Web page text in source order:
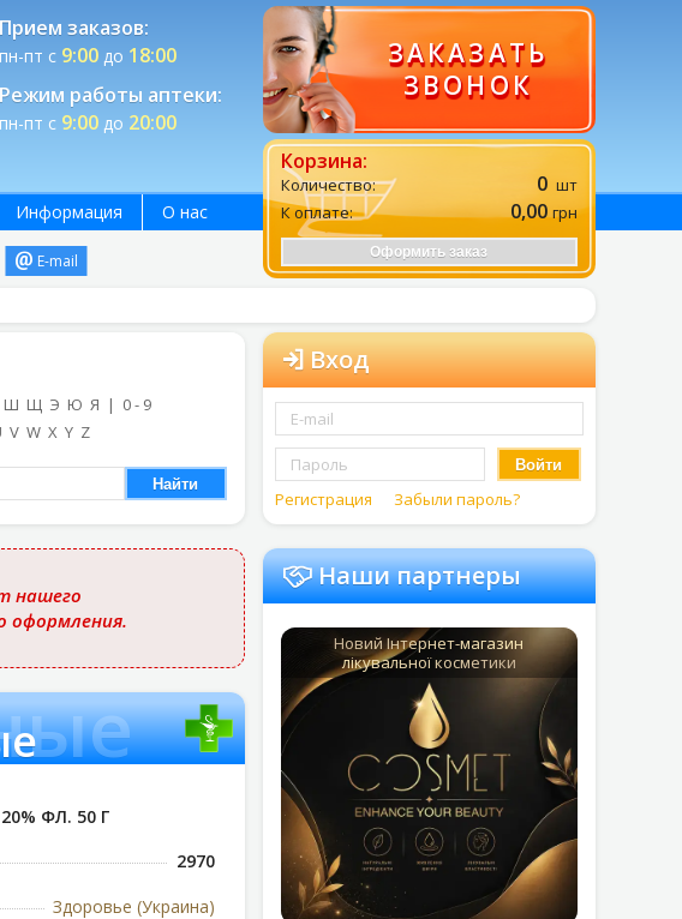
Прием заказов:
пн-пт с 9:00до 18:00
Режим работы аптеки:
пн-пт с 9:00до 20:00
ЗАКАЗАТЬ
ЗВОНОК
Корзина:
Количество: 0 шт
К оплате:
0,00 грн
Оформить заказ
E-mail
Информация О нас
Ш Щ Э Ю Я | 0 - 9
V W X Y Z
Найти
нашего
оформления.
ФЛ. 50 Г
2970
Здоровье (Украина)
Вход
Войти
Регистрация Забыли пароль?
Наши партнеры
Новий Інтернет-магазин
лікувальної косметики